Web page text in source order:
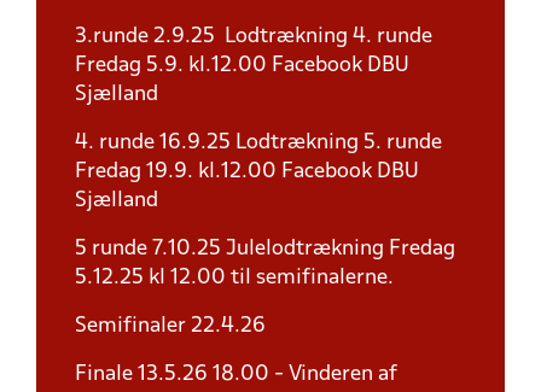
3.runde 2.9.25 Lodtrækning 4. runde
Fredag 5.9. kl.12.00 Facebook DBU
Sjælland
4. runde 16.9.25 Lodtrækning 5. runde
Fredag 19.9. kl.12.00 Facebook DBU
Sjælland
5 runde 7.10.25 Julelodtrækning Fredag
5.12.25 kl 12.00 til semifinalerne.
Semifinaler 22.4.26
Finale 13.5.26 18.00 - Vinderen af